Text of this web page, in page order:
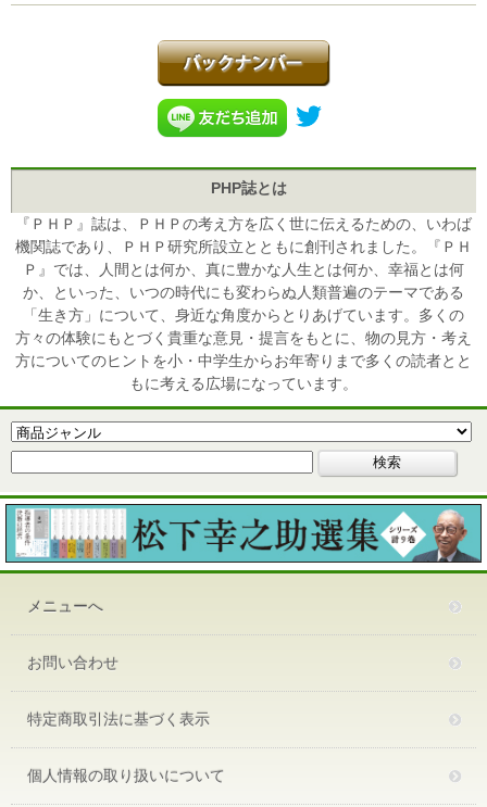
PHP誌とは
『ＰＨＰ』誌は、ＰＨＰの考え方を広く世に伝えるための、いわば
機関誌であり、ＰＨＰ研究所設立とともに創刊されました。『ＰＨ
Ｐ』では、人間とは何か、真に豊かな人生とは何か、幸福とは何
か、といった、いつの時代にも変わらぬ人類普遍のテーマである
「生き方」について、身近な角度からとりあげています。多くの
方々の体験にもとづく貴重な意見・提言をもとに、物の見方・考え
方についてのヒントを小・中学生からお年寄りまで多くの読者とと
もに考える広場になっています。
メニューへ
お問い合わせ
特定商取引法に基づく表示
個人情報の取り扱いについて